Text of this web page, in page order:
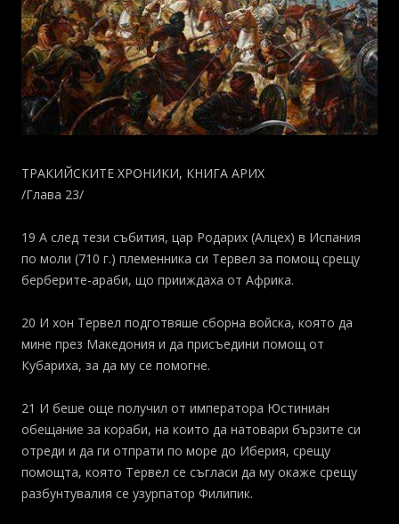
ТРАКИЙСКИТЕ ХРОНИКИ, КНИГА АРИХ
/Глава 23/
19 А след тези събития, цар Родарих (Алцех) в Испания
по моли (710 г.) племенника си Тервел за помощ срещу
берберите-араби, що прииждаха от Африка.
20 И хон Тервел подготвяше сборна войска, която да
мине през Македония и да присъедини помощ от
Кубариха, за да му се помогне.
21 И беше още получил от императора Юстиниан
обещание за кораби, на които да натовари бързите си
отреди и да ги отпрати по море до Иберия, срещу
помощта, която Тервел се съгласи да му окаже срещу
разбунтувалия се узурпатор Филипик.